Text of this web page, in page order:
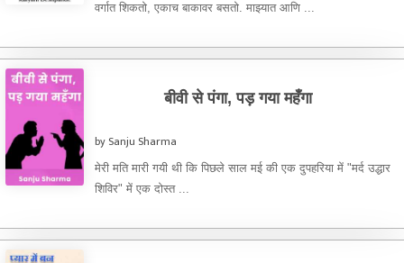
वर्गात शिकतो, एकाच बाकावर बसतो. माझ्यात आणि ...
बीवी से पंगा, पड़ गया महँगा
by Sanju Sharma
मेरी मति मारी गयी थी कि पिछले साल मई की एक दुपहरिया में "मर्द उद्धार
शिविर" में एक दोस्त ...